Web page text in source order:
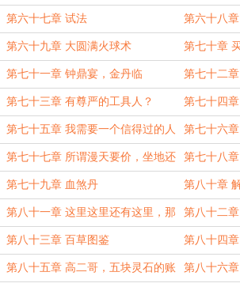
杀
第六十七章 试法 第六十八
第六十九章 大圆满火球术 第七十章
的
第七十一章 钟鼎宴，金丹临 第七十二
第七十三章 有尊严的工具人？ 第七十四
第七十五章 我需要一个信得过的人 第七十六
第七十七章 所谓漫天要价，坐地还
钱
第七十八
第七十九章 血煞丹 第八十章
第八十一章 这里这里还有这里，那
里那里还有那里！
第八十二
第八十三章 百草图鉴 第八十四章
第八十五章 高二哥，五块灵石的账 第八十六